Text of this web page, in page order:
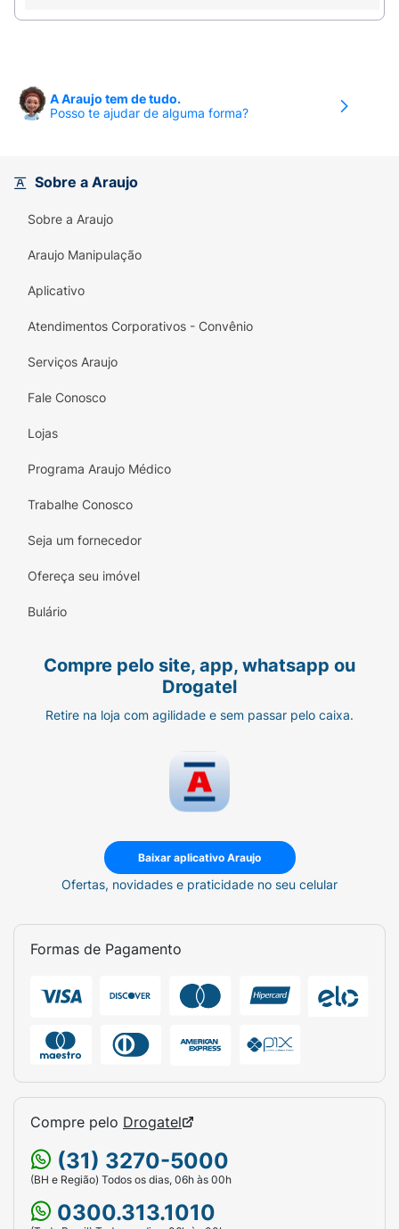
A Araujo tem de tudo.
Posso te ajudar de alguma forma?
Sobre a Araujo
Sobre a Araujo
Araujo Manipulação
Aplicativo
Atendimentos Corporativos - Convênio
Serviços Araujo
Fale Conosco
Lojas
Programa Araujo Médico
Trabalhe Conosco
Seja um fornecedor
Ofereça seu imóvel
Bulário
Compre pelo site, app, whatsapp ou
Drogatel
Retire na loja com agilidade e sem passar pelo caixa.
Baixar aplicativo Araujo
Ofertas, novidades e praticidade no seu celular
Formas de Pagamento
Compre pelo Drogatel
(31) 3270-5000
(BH e Região) Todos os dias, 06h às 00h
0300.313.1010